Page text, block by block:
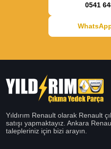
0541
Yıldırım Renault olarak Renault
satışı yapmaktayız. Ankara
talepleriniz için bizi arayın.